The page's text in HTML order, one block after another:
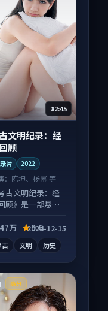
82:45
文明纪录：经
顾
片 2022
陈坤、杨幂 等
古文明纪录：经
顾》是一部悬疑
长为内核，情感
47万 9.6
2024-12-15
古 文明 历史
高分